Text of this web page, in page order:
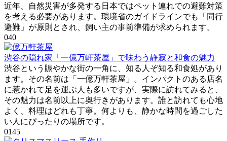
近年、自然災害が多発する日本ではペット連れでの避難対策
を考える必要があります。環境省のガイドラインでも「同行
避難」が原則とされ、飼い主の事前準備が求められます。
040
渋谷の隠れ家「一億万軒茶屋」で味わう静寂と和食の魅力
渋谷という賑やかな街の一角に、知る人ぞ知る和食処があり
ます。その名前は「一億万軒茶屋」。インパクトのある店名
に惹かれて足を運ぶ人も多いですが、実際に訪れてみると、
その魅力は名前以上に奥行きがあります。誰と訪れても心地
よく、料理はどれも丁寧。何よりも、静かな時間を過ごした
い人にぴったりの場所です。
0145